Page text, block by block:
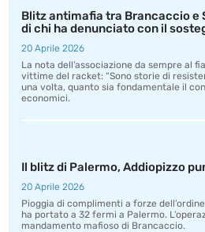
Blitz antimafia tra Brancaccio e
di chi ha denunciato con il
20 Aprile 2026
La nota dell’associazione da sempre al
vittime del racket: “Sono storie di
una volta, quanto sia fondamentale il
economici.
Il blitz di Palermo, Addiopizzo
20 Aprile 2026
Pioggia di complimenti a forze
ha portato a 32 fermi a Palermo.
mandamento mafioso di Brancaccio.